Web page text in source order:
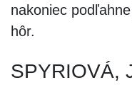
nakoniec
hôr.
SPYRIOVÁ,